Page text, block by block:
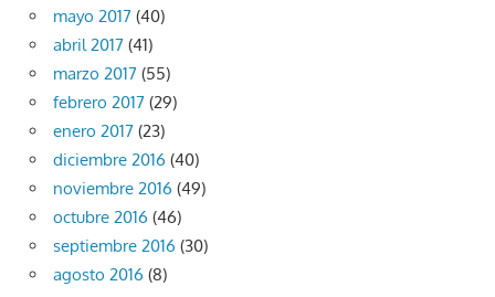
mayo 2017 (40)
abril 2017 (41)
marzo 2017 (55)
febrero 2017 (29)
enero 2017 (23)
diciembre 2016 (40)
noviembre 2016 (49)
octubre 2016 (46)
septiembre 2016 (30)
agosto 2016 (8)